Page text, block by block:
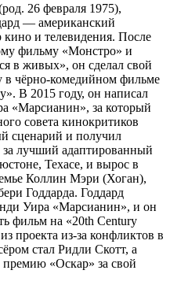
26 февраля 1975),
— американский
кино и телевидения. После
фильму «Монстро» и
в живых», он сделал свой
в чёрно-комедийном фильме
В 2015 году, он написал
«Марсианин», за который
совета кинокритиков
сценарий и получил
лучший адаптированный
Техасе, и вырос в
Коллин Мэри (Хоган),
Годдарда. Годдард
Уира «Марсианин», и он
фильм на «20th Century
проекта из-за конфликтов в
стал Ридли Скотт, а
«Оскар» за свой